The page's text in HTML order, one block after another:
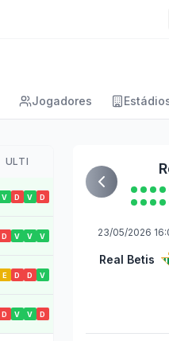
Jogadores
ULTI
V D V D
D V V V
E D D V
D V V D
23/05/2026
Real Betis